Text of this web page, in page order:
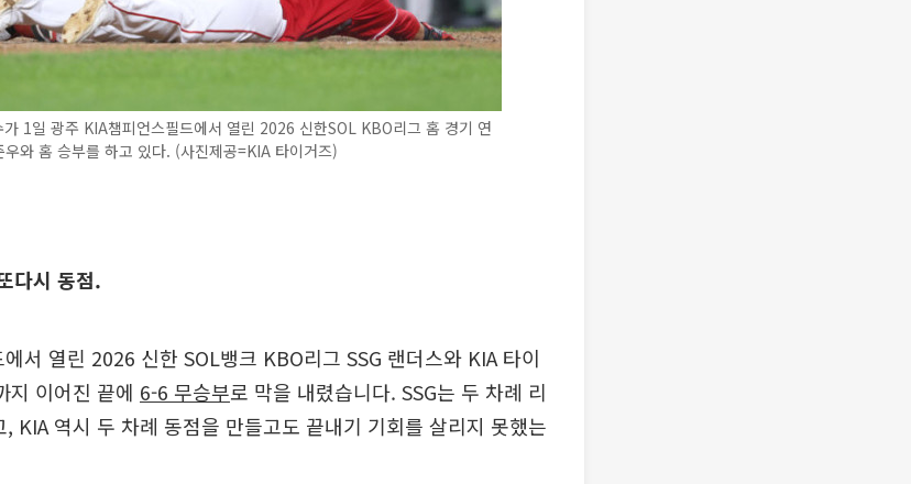
1일 광주 KIA챔피언스필드에서 열린 2026 신한SOL KBO리그 홈 경기 연
와 홈 승부를 하고 있다. (사진제공=KIA 타이거즈)
다시 동점.
서 열린 2026 신한 SOL뱅크 KBO리그 SSG 랜더스와 KIA 타이
지 이어진 끝에 6-6 무승부로 막을 내렸습니다. SSG는 두 차례 리
KIA 역시 두 차례 동점을 만들고도 끝내기 기회를 살리지 못했는